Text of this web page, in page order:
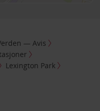
— Avis
Lexington Park